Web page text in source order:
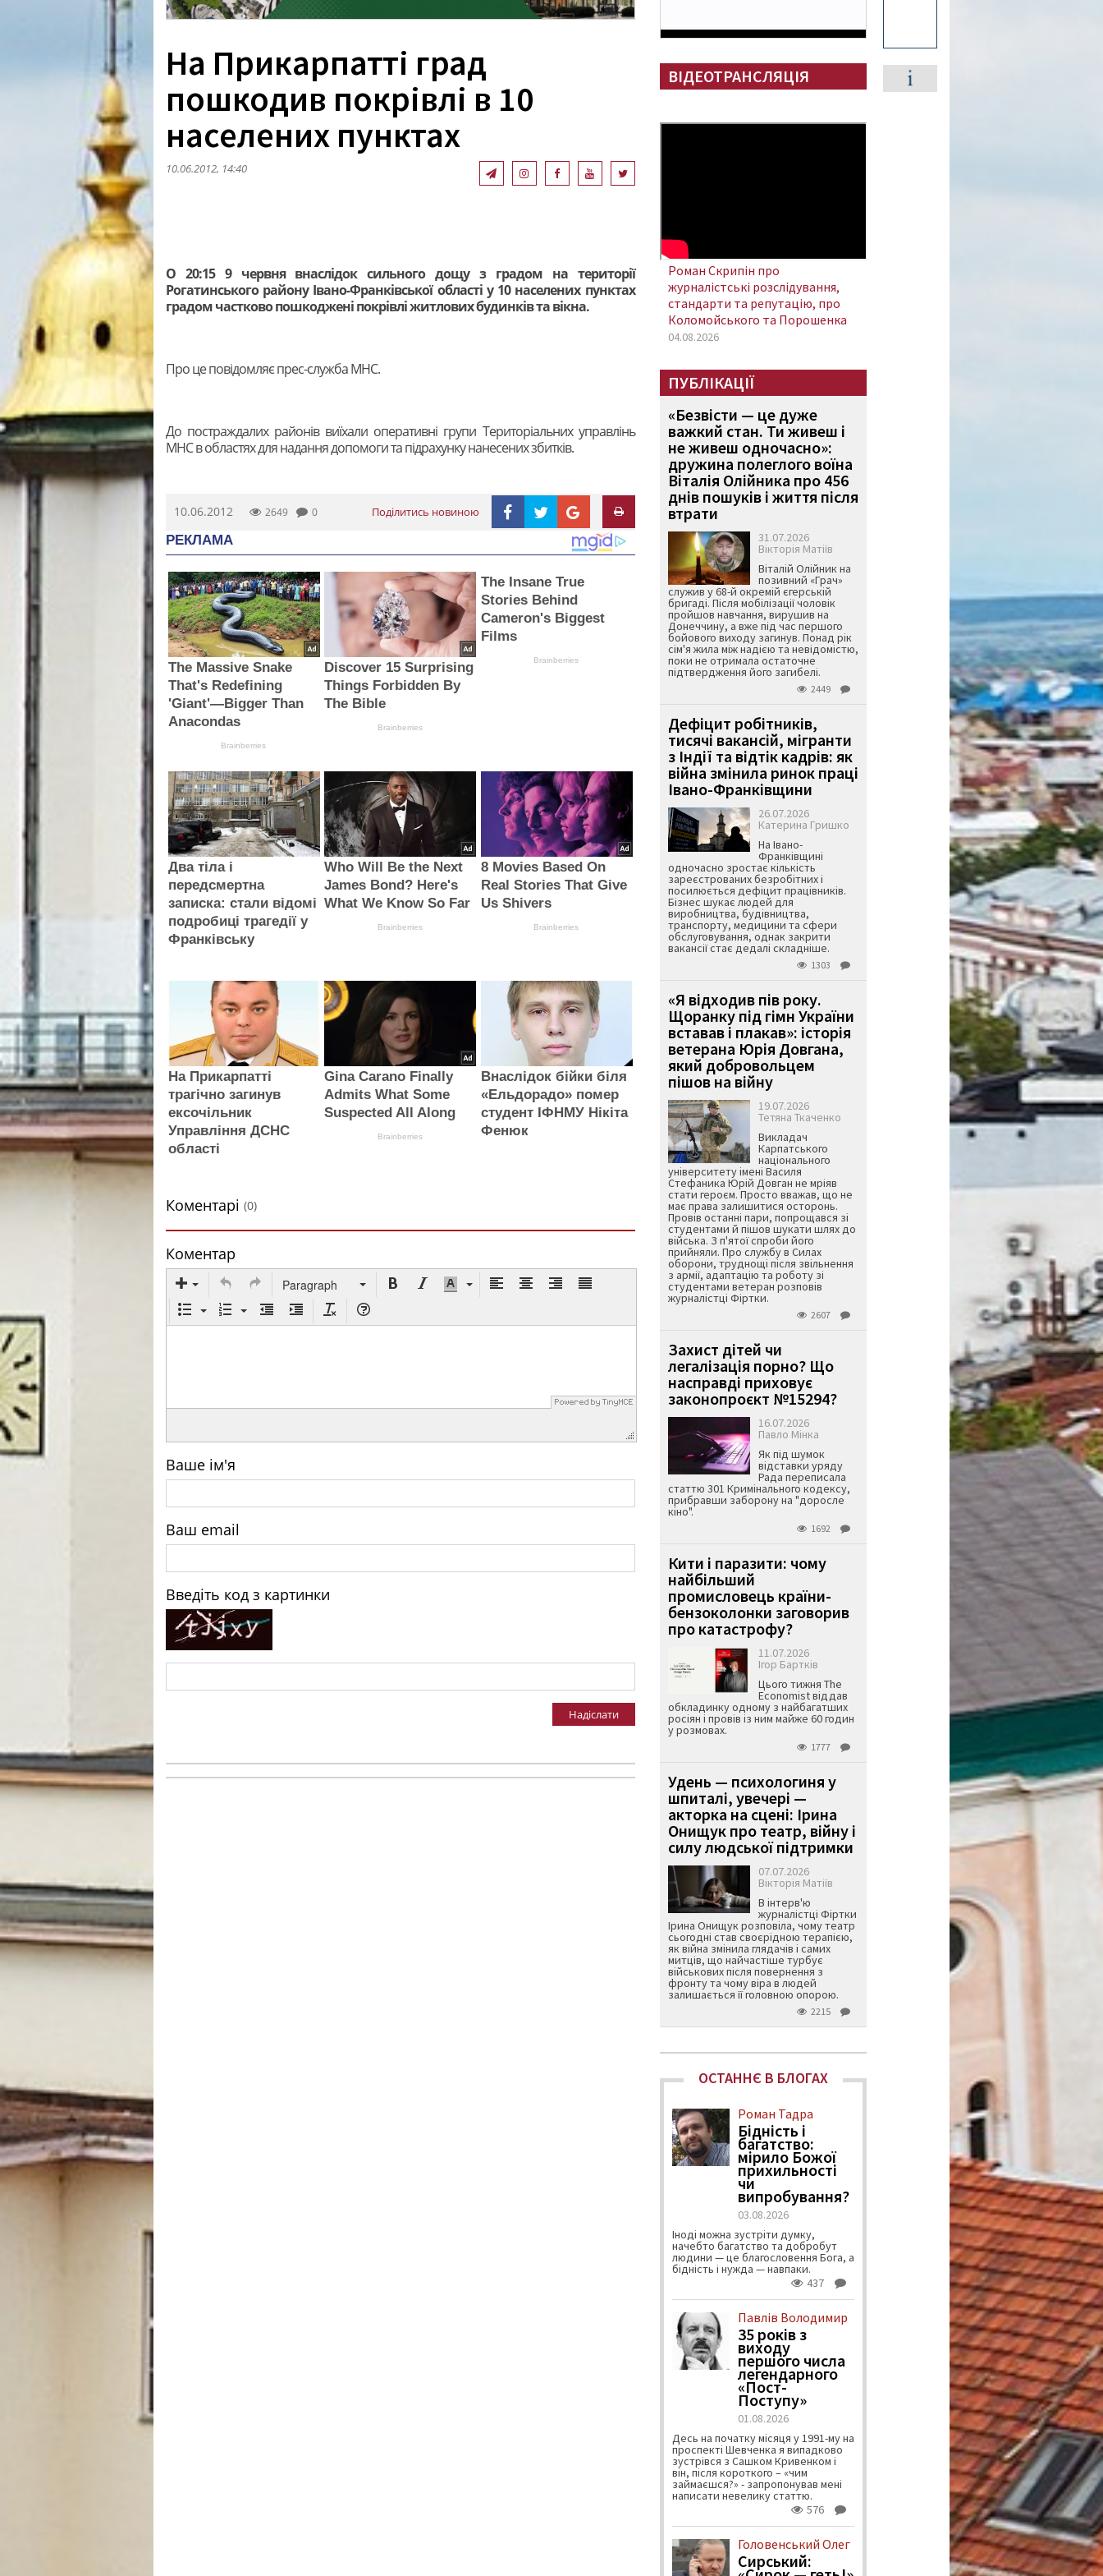
На Прикарпатті град
пошкодив покрівлі в 10
населених пунктах
10.06.2012, 14:40
О 20:15 9 червня внаслідок сильного дощу з градом на території
Рогатинського району Івано-Франківської області у 10 населених пунктах
градом частково пошкоджені покрівлі житлових будинків та вікна.
Про це повідомляє прес-служба МНС.
До постраждалих районів виїхали оперативні групи Територіальних управлінь
МНС в областях для надання допомоги та підрахунку нанесених збитків.
10.06.2012 2649 0 Поділитись новиною
РЕКЛАМА
The Massive Snake
That's Redefining
'Giant'—Bigger Than
Anacondas
Brainberries
Discover 15 Surprising
Things Forbidden By
The Bible
Brainberries
The Insane True
Stories Behind
Cameron's Biggest
Films
Brainberries
Два тіла і
передсмертна
записка: стали відомі
подробиці трагедії у
Франківську
Who Will Be the Next
James Bond? Here's
What We Know So Far
Brainberries
8 Movies Based On
Real Stories That Give
Us Shivers
Brainberries
На Прикарпатті
трагічно загинув
ексочільник
Управління ДСНС
області
Gina Carano Finally
Admits What Some
Suspected All Along
Brainberries
Внаслідок бійки біля
«Ельдорадо» помер
студент ІФНМУ Нікіта
Фенюк
Коментарі (0)
Коментар
Paragraph
Ваше ім'я
Ваш email
Введіть код з картинки
Надіслати
ВІДЕОТРАНСЛЯЦІЯ
Роман Скрипін про
журналістські розслідування,
стандарти та репутацію, про
Коломойського та Порошенка
04.08.2026
ПУБЛІКАЦІЇ
«Безвісти — це дуже
важкий стан. Ти живеш і
не живеш одночасно»:
дружина полеглого воїна
Віталія Олійника про 456
днів пошуків і життя після
втрати
31.07.2026
Вікторія Матіїв
Віталій Олійник на
позивний «Грач»
служив у 68-й окремій єгерській
бригаді. Після мобілізації чоловік
пройшов навчання, вирушив на
Донеччину, а вже під час першого
бойового виходу загинув. Понад рік
сім'я жила між надією та невідомістю,
поки не отримала остаточне
підтвердження його загибелі.
2449
Дефіцит робітників,
тисячі вакансій, мігранти
з Індії та відтік кадрів: як
війна змінила ринок праці
Івано-Франківщини
26.07.2026
Катерина Гришко
На Івано-
Франківщині
одночасно зростає кількість
зареєстрованих безробітних і
посилюється дефіцит працівників.
Бізнес шукає людей для
виробництва, будівництва,
транспорту, медицини та сфери
обслуговування, однак закрити
вакансії стає дедалі складніше.
1303
«Я відходив пів року.
Щоранку під гімн України
вставав і плакав»: історія
ветерана Юрія Довгана,
який добровольцем
пішов на війну
19.07.2026
Тетяна Ткаченко
Викладач
Карпатського
національного
університету імені Василя
Стефаника Юрій Довган не мріяв
стати героєм. Просто вважав, що не
має права залишитися осторонь.
Провів останні пари, попрощався зі
студентами й пішов шукати шлях до
війська. З п'ятої спроби його
прийняли. Про службу в Силах
оборони, труднощі після звільнення
з армії, адаптацію та роботу зі
студентами ветеран розповів
журналістці Фіртки.
2607
Захист дітей чи
легалізація порно? Що
насправді приховує
законопроєкт №15294?
16.07.2026
Павло Мінка
Як під шумок
відставки уряду
Рада переписала
статтю 301 Кримінального кодексу,
прибравши заборону на "доросле
кіно".
1692
Кити і паразити: чому
найбільший
промисловець країни-
бензоколонки заговорив
про катастрофу?
11.07.2026
Ігор Бартків
Цього тижня The
Economist віддав
обкладинку одному з найбагатших
росіян і провів із ним майже 60 годин
у розмовах.
1777
Удень — психологиня у
шпиталі, увечері —
акторка на сцені: Ірина
Онищук про театр, війну і
силу людської підтримки
07.07.2026
Вікторія Матіїв
В інтерв'ю
журналістці Фіртки
Ірина Онищук розповіла, чому театр
сьогодні став своєрідною терапією,
як війна змінила глядачів і самих
митців, що найчастіше турбує
військових після повернення з
фронту та чому віра в людей
залишається її головною опорою.
2215
ОСТАННЄ В БЛОГАХ
Роман Тадра
Бідність і
багатство:
мірило Божої
прихильності
чи
випробування?
03.08.2026
Іноді можна зустріти думку,
начебто багатство та добробут
людини — це благословення Бога, а
бідність і нужда — навпаки.
437
Павлів Володимир
35 років з
виходу
першого числа
легендарного
«Пост-
Поступу»
01.08.2026
Десь на початку місяця у 1991-му на
проспекті Шевченка я випадково
зустрівся з Сашком Кривенком і
він, після короткого – «чим
займаєшся?» - запропонував мені
написати невелику статтю.
576
Головенський Олег
Сирський: